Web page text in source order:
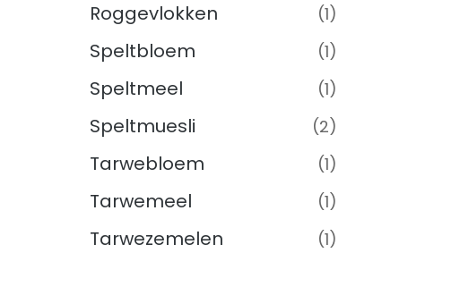
Roggevlokken (1)
Speltbloem (1)
Speltmeel (1)
Speltmuesli (2)
Tarwebloem (1)
Tarwemeel (1)
Tarwezemelen (1)